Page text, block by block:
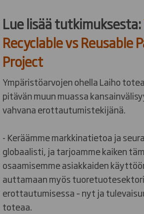
Lue lisää tutkimuksesta:
Recyclable vs Reusable
Project
Ympäristöarvojen ohella Laiho
pitävän muun muassa
vahvana erottautumistekijänä.
- Keräämme markkinatietoa ja
globaalisti, ja tarjoamme kaiken
osaamisemme asiakkaiden
auttamaan myös
erottautumisessa – nyt ja
toteaa.